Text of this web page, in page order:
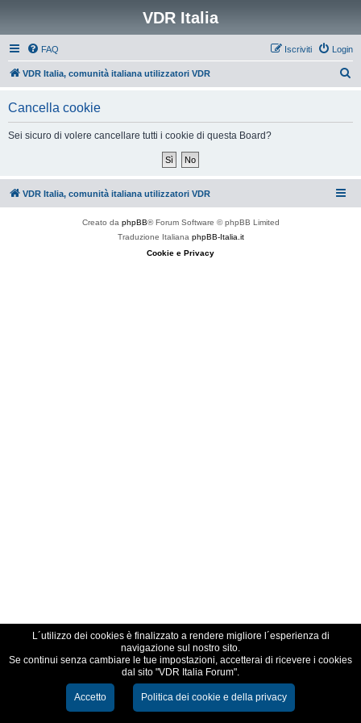
VDR Italia
FAQ Login
Iscriviti
VDR Italia, comunità italiana utilizzatori VDR
Cancella cookie
Sei sicuro di volere cancellare tutti i cookie di questa Board?
VDR Italia, comunità italiana utilizzatori VDR
Creato da phpBB® Forum Software © phpBB Limited
Traduzione Italiana phpBB-Italia.it
Cookie e Privacy
L´utilizzo dei cookies è finalizzato a rendere migliore l´esperienza di
navigazione sul nostro sito.
Se continui senza cambiare le tue impostazioni, accetterai di ricevere i cookies
dal sito "VDR Italia Forum".
Accetto Politica dei cookie e della privacy